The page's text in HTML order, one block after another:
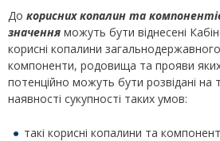
До корисних копалин та
значення можуть бути віднесені
корисні копалини
компоненти, родовища та прояви яких
потенційно можуть бути розвідані на
наявності сукупності таких умов:
такі корисні копалини та